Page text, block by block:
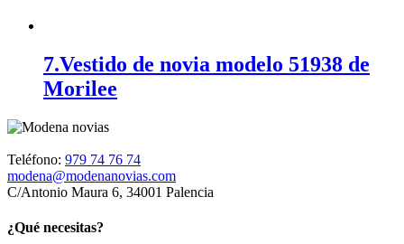
7.Vestido de novia modelo 51938 de
Morilee
Teléfono: 979 74 76 74
modena@modenanovias.com
C/Antonio Maura 6, 34001 Palencia
¿Qué necesitas?